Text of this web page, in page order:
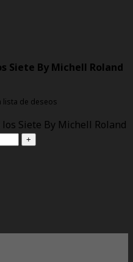
Siete By Michell Roland
lista de deseos
los Siete By Michell Roland